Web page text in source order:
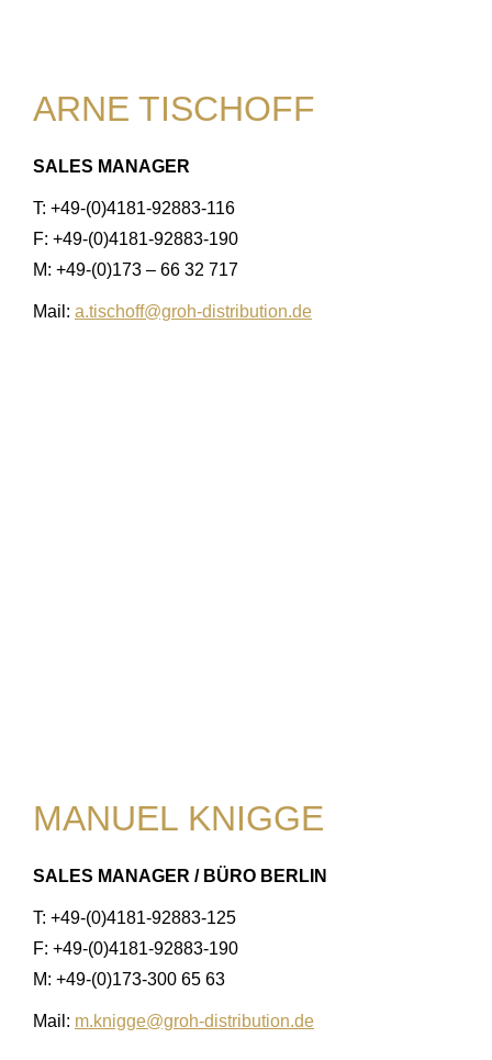
ARNE TISCHOFF
SALES MANAGER
T: +49-(0)4181-92883-116
F: +49-(0)4181-92883-190
M: +49-(0)173 – 66 32 717
Mail: a.tischoff@groh-distribution.de
MANUEL KNIGGE
SALES MANAGER / BÜRO BERLIN
T: +49-(0)4181-92883-125
F: +49-(0)4181-92883-190
M: +49-(0)173-300 65 63
Mail: m.knigge@groh-distribution.de